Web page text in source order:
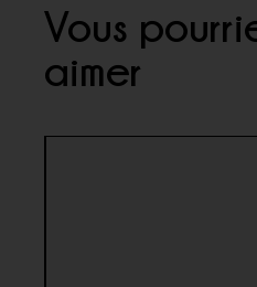
Vous
aimer